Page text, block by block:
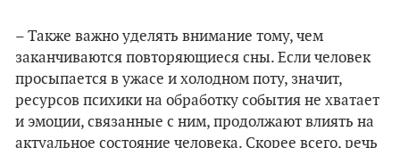
– Также важно уделять внимание тому, чем
заканчиваются повторяющиеся сны. Если человек
просыпается в ужасе и холодном поту, значит,
ресурсов психики на обработку события не хватает
и эмоции, связанные с ним, продолжают влиять на
актуальное состояние человека. Скорее всего, речь